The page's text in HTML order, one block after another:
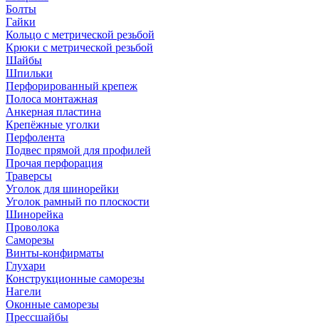
Болты
Гайки
Кольцо с метрической резьбой
Крюки с метрической резьбой
Шайбы
Шпильки
Перфорированный крепеж
Полоса монтажная
Анкерная пластина
Крепёжные уголки
Перфолента
Подвес прямой для профилей
Прочая перфорация
Траверсы
Уголок для шинорейки
Уголок рамный по плоскости
Шинорейка
Проволока
Саморезы
Винты-конфирматы
Глухари
Конструкционные саморезы
Нагели
Оконные саморезы
Прессшайбы